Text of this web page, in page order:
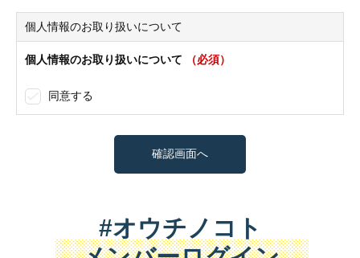
個人情報のお取り扱いについて
個人情報のお取り扱いについて （必須）
同意する
#オウチノコト